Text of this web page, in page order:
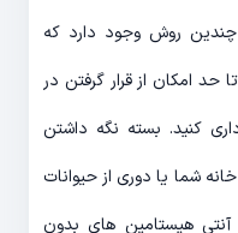
چندین روش وجود دارد که
حد امکان از قرار گرفتن در
کنید. بسته نگه داشتن
شما یا دوری از حیوانات
هیستامین های بدون